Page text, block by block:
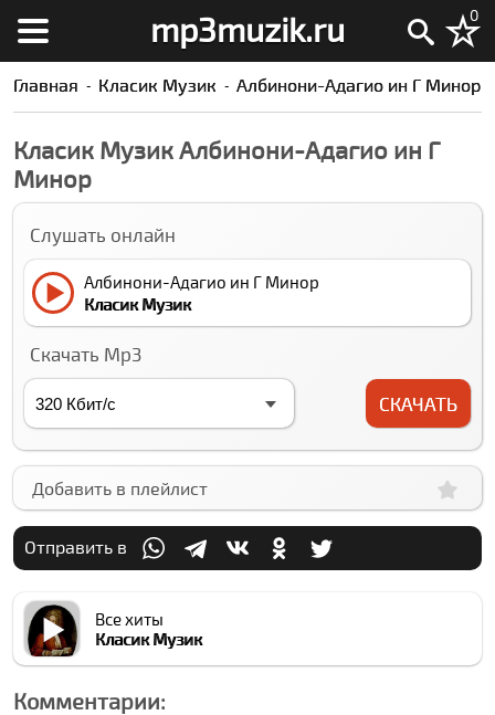
mp3muzik.ru 0
Главная Класик Музик Албинони-Адагио ин Г Минор
Класик Музик Албинони-Адагио ин Г
Минор
Слушать онлайн
Албинони-Адагио ин Г Минор
Класик Музик
Скачать Mp3
СКАЧАТЬ
Добавить в плейлист
Отправить в
Все хиты
Класик Музик
Комментарии: